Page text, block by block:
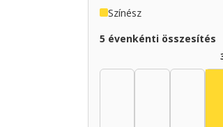
Színész
5 évenkénti összesítés